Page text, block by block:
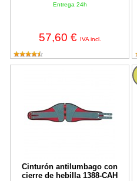
Entrega 24h
57,60 € IVA incl.
Cinturón antilumbago con
cierre de hebilla 1388-CAH
Cinturón antilumbago con cierre